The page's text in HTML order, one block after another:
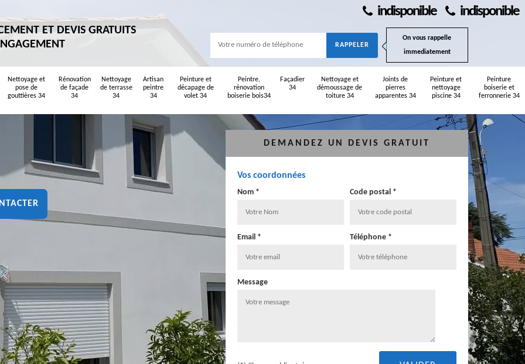
indisponible indisponible
ET DEVIS GRATUITS
On vous rappelle
immediatement
Nettoyage et
pose de
gouttières 34
Rénovation
de façade
34
Nettoyage
de terrasse
34
Artisan
peintre
34
Peinture et
décapage de
volet 34
Peintre,
rénovation
boiserie bois34
Façadier
34
Nettoyage et
démoussage de
toiture 34
Joints de
pierres
apparentes 34
Peinture et
nettoyage
piscine 34
Peinture
boiserie et
ferronnerie 34
DEMANDEZ UN DEVIS GRATUIT
Vos coordonnées
Nom * Code postal *
Email * Téléphone *
Message